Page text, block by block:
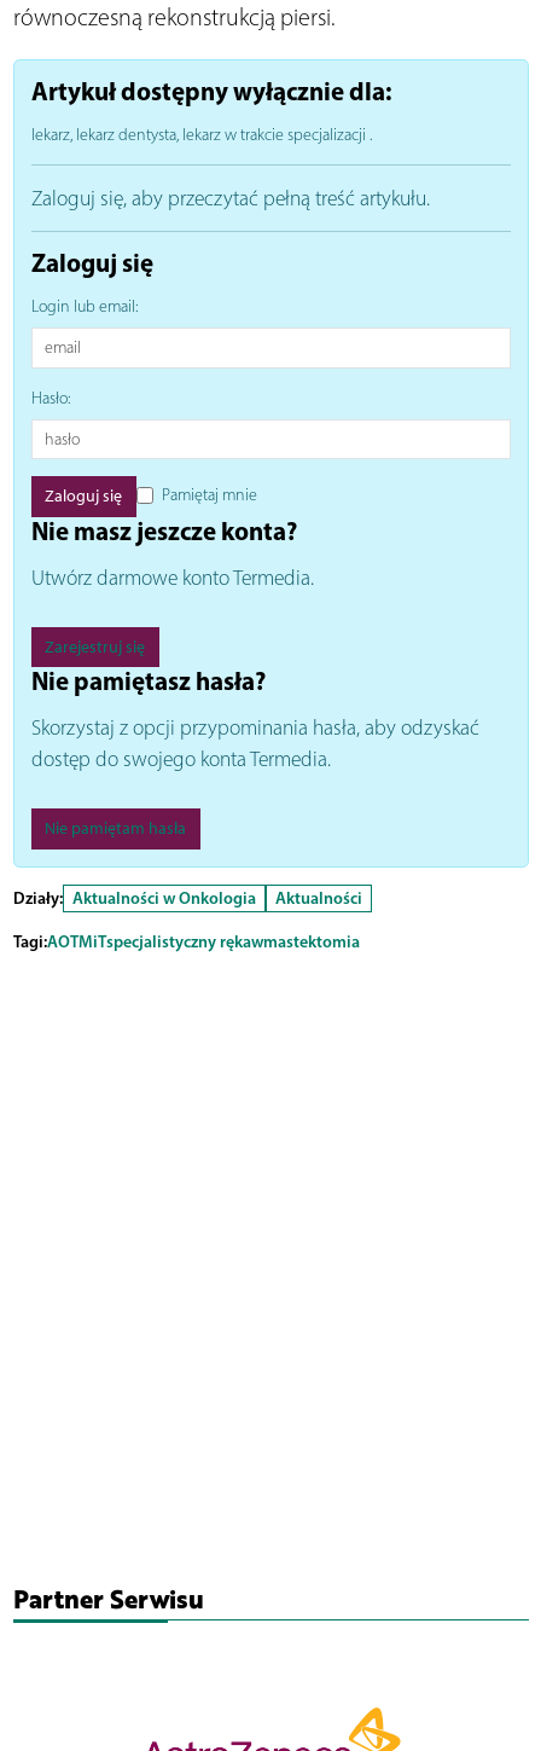
równoczesną rekonstrukcją piersi.
Artykuł dostępny wyłącznie dla:
lekarz, lekarz dentysta, lekarz w trakcie specjalizacji .
Zaloguj się, aby przeczytać pełną treść artykułu.
Zaloguj się
Login lub email:
Hasło:
Pamiętaj mnie
Nie masz jeszcze konta?
Utwórz darmowe konto Termedia.
Zarejestruj się
Nie pamiętasz hasła?
Skorzystaj z opcji przypominania hasła, aby odzyskać
dostęp do swojego konta Termedia.
Nie pamiętam hasła
Działy: Aktualności w Onkologia
Aktualności
Tagi:AOTMiTspecjalistyczny rękawmastektomia
Partner Serwisu